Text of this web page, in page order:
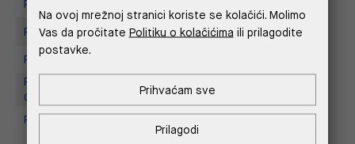
Replay Store, City Center One
Replay Store, Supernova Zadar
Replay store, Tower Centar
Replay Outlet Store, Designer
Outlet Croatia
Replay Outlet Store, Split
Na ovoj mrežnoj stranici koriste se kolačići. Molimo
Vas da pročitate Politiku o kolačićima ili prilagodite
postavke.
Prilagodi
Prihvaćam sve